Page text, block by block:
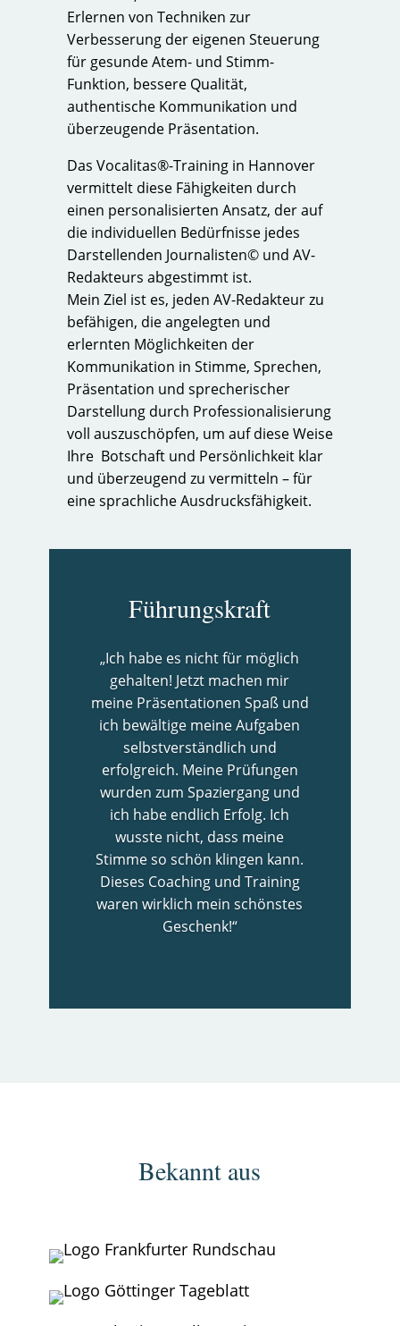
Erlernen von Techniken zur
Verbesserung der eigenen Steuerung
für gesunde Atem- und Stimm-
Funktion, bessere Qualität,
authentische Kommunikation und
überzeugende Präsentation.
Das Vocalitas®-Training in Hannover
vermittelt diese Fähigkeiten durch
einen personalisierten Ansatz, der auf
die individuellen Bedürfnisse jedes
Darstellenden Journalisten© und AV-
Redakteurs abgestimmt ist.
Mein Ziel ist es, jeden AV-Redakteur zu
befähigen, die angelegten und
erlernten Möglichkeiten der
Kommunikation in Stimme, Sprechen,
Präsentation und sprecherischer
Darstellung durch Professionalisierung
voll auszuschöpfen, um auf diese Weise
Ihre Botschaft und Persönlichkeit klar
und überzeugend zu vermitteln – für
eine sprachliche Ausdrucksfähigkeit.
Führungskraft
„Ich habe es nicht für möglich
gehalten! Jetzt machen mir
meine Präsentationen Spaß und
ich bewältige meine Aufgaben
selbstverständlich und
erfolgreich. Meine Prüfungen
wurden zum Spaziergang und
ich habe endlich Erfolg. Ich
wusste nicht, dass meine
Stimme so schön klingen kann.
Dieses Coaching und Training
waren wirklich mein schönstes
Geschenk!“
Bekannt aus